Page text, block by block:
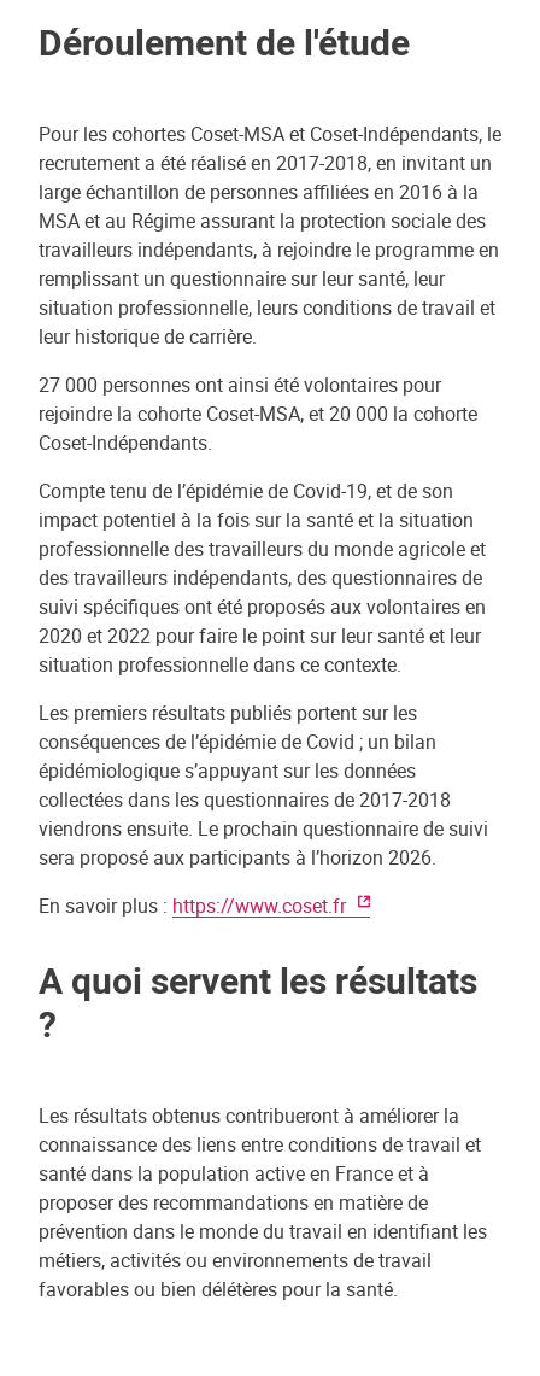
Déroulement de l'étude
Pour les cohortes Coset-MSA et Coset-Indépendants, le
recrutement a été réalisé en 2017-2018, en invitant un
large échantillon de personnes affiliées en 2016 à la
MSA et au Régime assurant la protection sociale des
travailleurs indépendants, à rejoindre le programme en
remplissant un questionnaire sur leur santé, leur
situation professionnelle, leurs conditions de travail et
leur historique de carrière.
27 000 personnes ont ainsi été volontaires pour
rejoindre la cohorte Coset-MSA, et 20 000 la cohorte
Coset-Indépendants.
Compte tenu de l’épidémie de Covid-19, et de son
impact potentiel à la fois sur la santé et la situation
professionnelle des travailleurs du monde agricole et
des travailleurs indépendants, des questionnaires de
suivi spécifiques ont été proposés aux volontaires en
2020 et 2022 pour faire le point sur leur santé et leur
situation professionnelle dans ce contexte.
Les premiers résultats publiés portent sur les
conséquences de l’épidémie de Covid ; un bilan
épidémiologique s’appuyant sur les données
collectées dans les questionnaires de 2017-2018
viendrons ensuite. Le prochain questionnaire de suivi
sera proposé aux participants à l’horizon 2026.
En savoir plus : https://www.coset.fr
A quoi servent les résultats
?
Les résultats obtenus contribueront à améliorer la
connaissance des liens entre conditions de travail et
santé dans la population active en France et à
proposer des recommandations en matière de
prévention dans le monde du travail en identifiant les
métiers, activités ou environnements de travail
favorables ou bien délétères pour la santé.